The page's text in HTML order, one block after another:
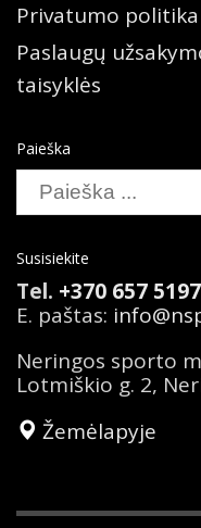
Privatumo politika
Paslaugų
taisyklės
Paieška
Search
Susisiekite
Tel. +370 657
E. paštas:
Neringos sporto
Lotmiškio g. 2,
Žemėlapyje